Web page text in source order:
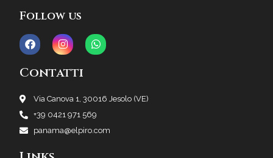
Follow us
Contatti
Via Canova 1, 30016 Jesolo (VE)
+39 0421 971 569
panama@elpiro.com